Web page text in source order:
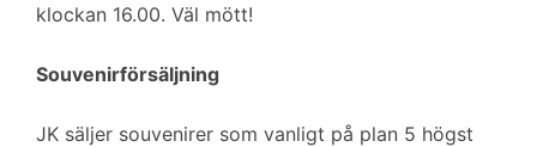
klockan 16.00. Väl mött!
Souvenirförsäljning
JK säljer souvenirer som vanligt på plan 5 högst